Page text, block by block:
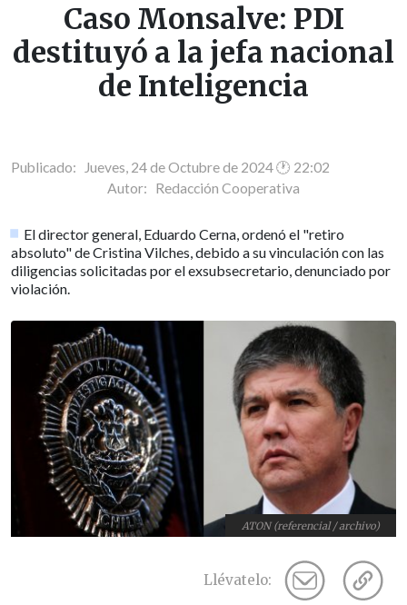
Caso Monsalve: PDI
destituyó a la jefa nacional
de Inteligencia
Publicado: Jueves, 24 de Octubre de 2024 🕐 22:02
Autor: Redacción Cooperativa
El director general, Eduardo Cerna, ordenó el "retiro
absoluto" de Cristina Vilches, debido a su vinculación con las
diligencias solicitadas por el exsubsecretario, denunciado por
violación.
ATON (referencial / archivo)
Llévatelo: